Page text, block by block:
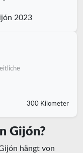
2023
300 Kilometer
Gijón?
hängt von